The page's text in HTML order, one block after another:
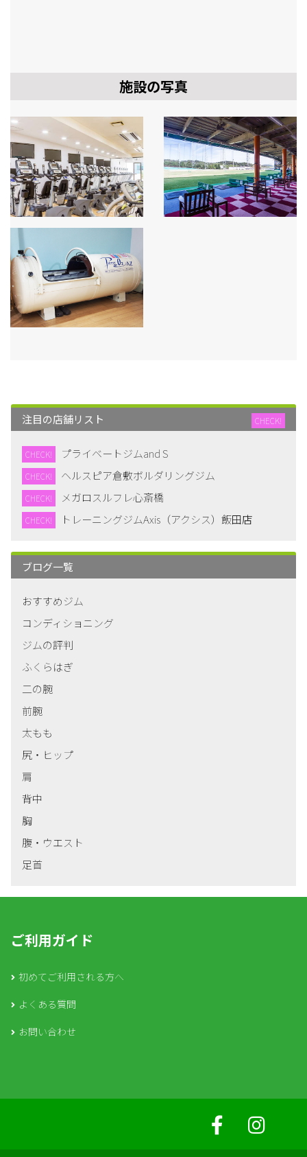
施設の写真
注目の店舗リスト CHECK!
CHECK! プライベートジムand S
CHECK! ヘルスピア倉敷ボルダリングジム
CHECK! メガロスルフレ心斎橋
CHECK! トレーニングジムAxis（アクシス）飯田店
ブログ一覧
おすすめジム
コンディショニング
ジムの評判
ふくらはぎ
二の腕
前腕
太もも
尻・ヒップ
肩
背中
胸
腹・ウエスト
足首
ご利用ガイド
初めてご利用される方へ
よくある質問
お問い合わせ